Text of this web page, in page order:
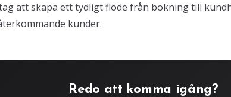
att skapa ett tydligt flöde från bokning till
kunder.
Redo att komma igång?